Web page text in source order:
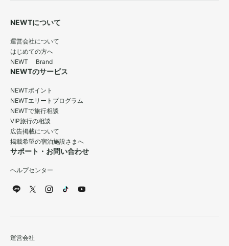
NEWTについて
運営会社について
はじめての方へ
NEWT Brand
NEWTのサービス
NEWTポイント
NEWTエリートプログラム
NEWTで旅行相談
VIP旅行の相談
広告掲載について
掲載希望の宿泊施設さまへ
サポート・お問い合わせ
ヘルプセンター
運営会社